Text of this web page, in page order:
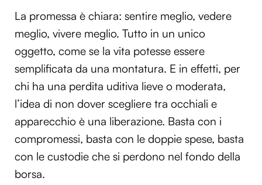
La promessa è chiara: sentire meglio, vedere
meglio, vivere meglio. Tutto in un unico
oggetto, come se la vita potesse essere
semplificata da una montatura. E in effetti, per
chi ha una perdita uditiva lieve o moderata,
l’idea di non dover scegliere tra occhiali e
apparecchio è una liberazione. Basta con i
compromessi, basta con le doppie spese, basta
con le custodie che si perdono nel fondo della
borsa.